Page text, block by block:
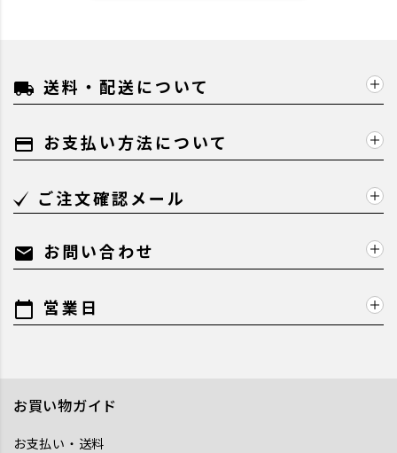
local_shipping 送料・配送について
payment お支払い方法について
ご注文確認メール
mail お問い合わせ
calendar_today 営業日
お買い物ガイド
お支払い・送料